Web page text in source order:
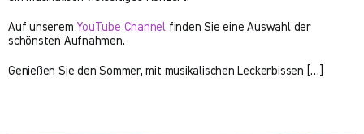
Auf unserem YouTube Channel finden Sie eine Auswahl der
schönsten Aufnahmen.
Genießen Sie den Sommer, mit musikalischen Leckerbissen […]